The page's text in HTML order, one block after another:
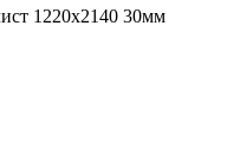
1220х2140 30мм